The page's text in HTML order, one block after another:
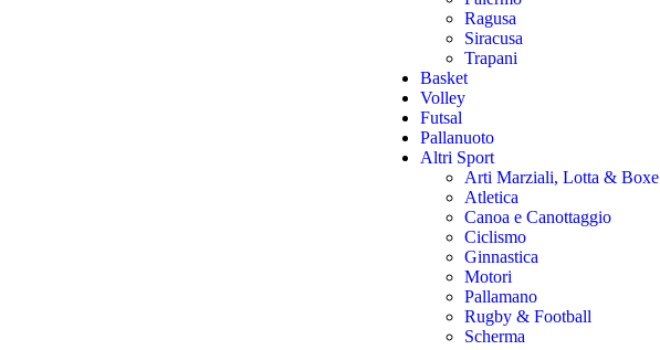
Ragusa
Siracusa
Trapani
Basket
Volley
Futsal
Pallanuoto
Altri Sport
Arti Marziali, Lotta & Boxe
Atletica
Canoa e Canottaggio
Ciclismo
Ginnastica
Motori
Pallamano
Rugby & Football
Scherma